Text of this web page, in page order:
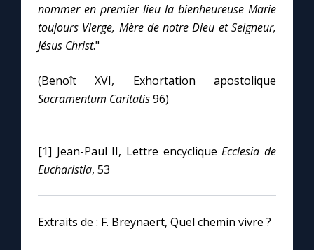
nommer en premier lieu la bienheureuse Marie
toujours Vierge, Mère de notre Dieu et Seigneur,
Jésus Christ."
(Benoît XVI, Exhortation apostolique
Sacramentum Caritatis96)
[1] Jean-Paul II, Lettre encycliqueEcclesia de
Eucharistia, 53
Extraits de : F. Breynaert, Quel chemin vivre ?